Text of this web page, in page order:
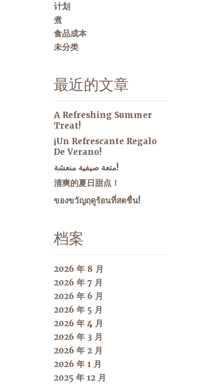
计划
煮
食品成本
未分类
最近的文章
A Refreshing Summer
Treat!
¡Un Refrescante Regalo
De Verano!
متعة صيفية منعشة!
清爽的夏日甜点！
ของขวัญฤดูร้อนที่สดชื่น!
档案
2026 年 8 月
2026 年 7 月
2026 年 6 月
2026 年 5 月
2026 年 4 月
2026 年 3 月
2026 年 2 月
2026 年 1 月
2025 年 12 月